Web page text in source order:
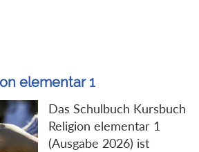
elementar 1
Das Schulbuch Kursbuch
Religion elementar 1
(Ausgabe 2026) ist